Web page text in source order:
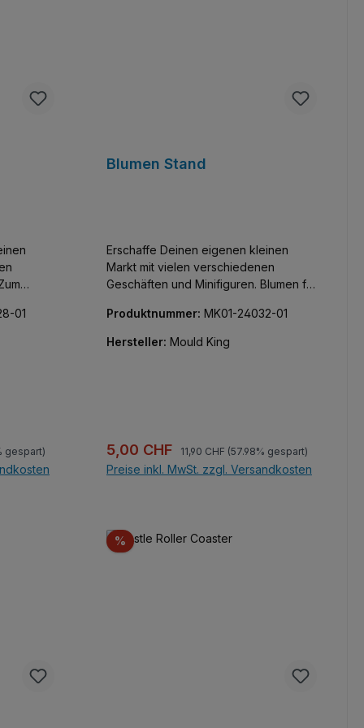
01
gespart)
Blumen Stand
Erschaffe Deinen eigenen kleinen
Markt mit vielen verschiedenen
Geschäften und Minifiguren. Blumen für
Minifigur.
Produktnummer: MK01-24032-01
Hersteller: Mould King
Verkaufspreis:
5,00 CHF Regulärer Preis:
11,90 CHF (57.98% gespart)
Preise inkl. MwSt. zzgl. Versandkosten
% Rabatt